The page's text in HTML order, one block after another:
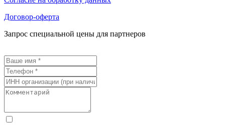
Договор-оферта
Запрос специальной цены для партнеров